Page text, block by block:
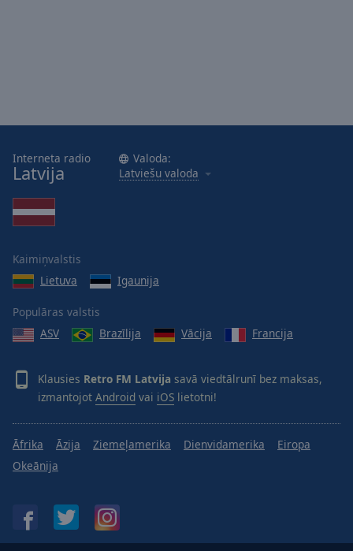
Interneta radio
Latvija
Valoda:
Latviešu valoda
Kaimiņvalstis
Lietuva
Igaunija
Populāras valstis
ASV
Brazīlija Vācija Francija
Klausies Retro FM Latvija savā viedtālrunī bez maksas,
izmantojot Android vai iOS lietotni!
Āfrika Āzija Ziemeļamerika Dienvidamerika
Eiropa
Okeānija